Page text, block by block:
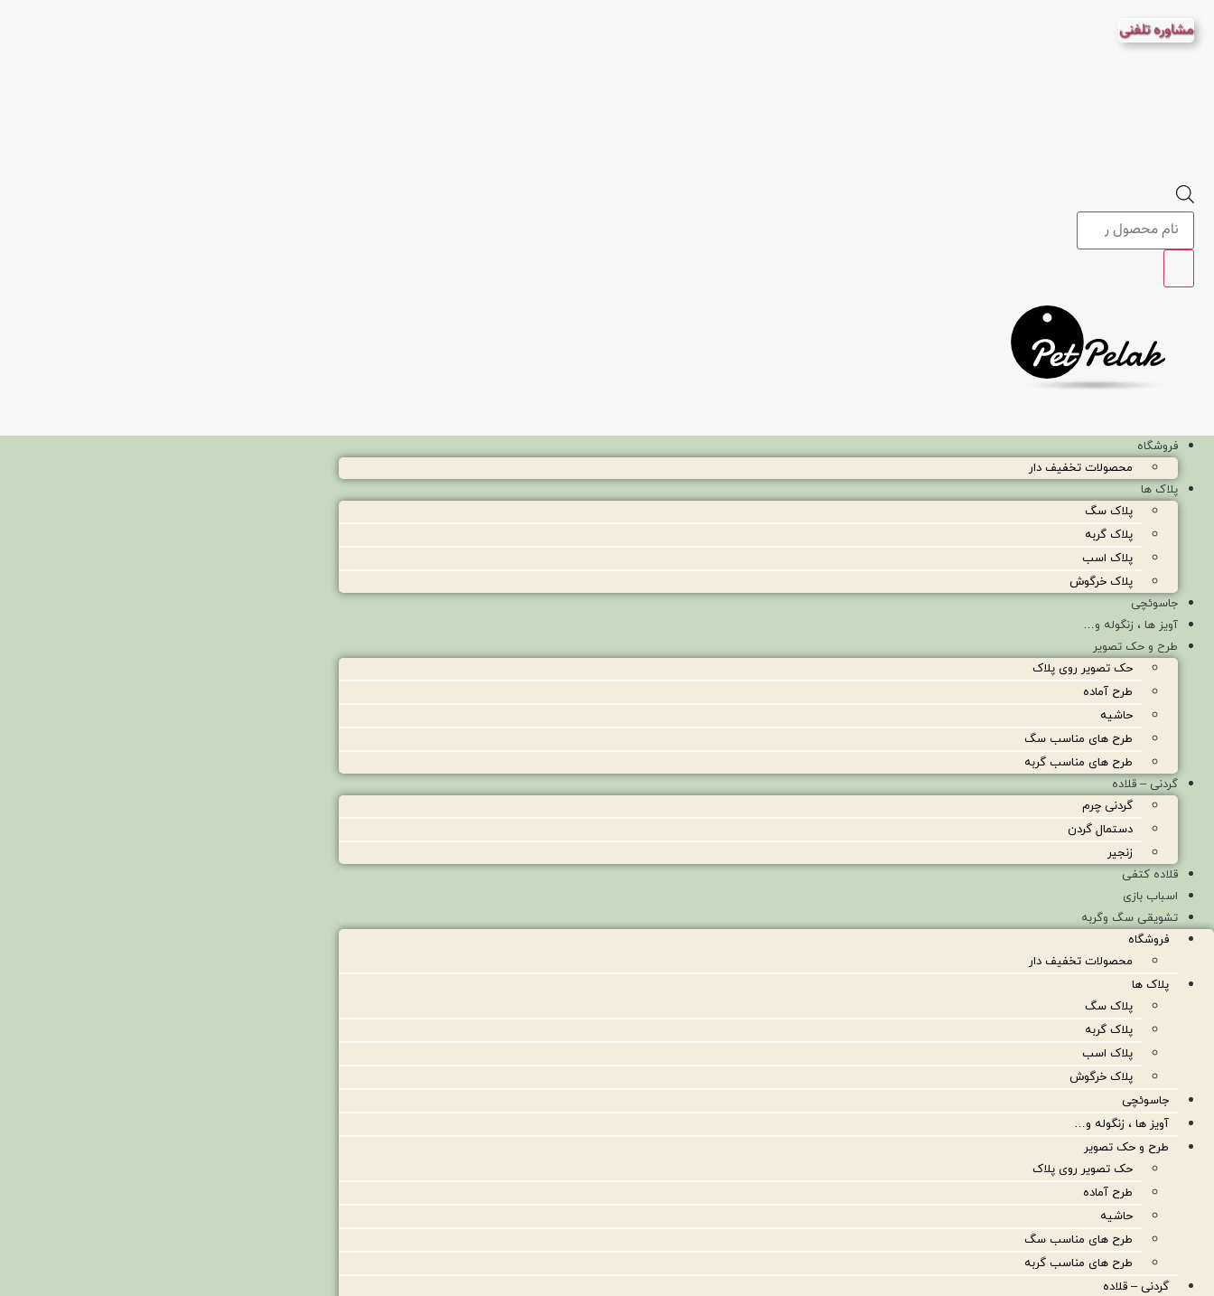
محتوا
مشاوره تلفنی
Products
search
فروشگاه
محصولات تخفیف دار
پلاک ها
پلاک سگ
پلاک گربه
پلاک اسب
پلاک خرگوش
جاسوئچی
آویز ها ، زنگوله و…
طرح و حک تصویر
حک تصویر روی پلاک
طرح آماده
حاشیه
طرح های مناسب سگ
طرح های مناسب گربه
گردنی – قلاده
گردنی چرم
دستمال گردن
زنجیر
قلاده کتفی
اسباب بازی
تشویقی سگ وگربه
فروشگاه
محصولات تخفیف دار
پلاک ها
پلاک سگ
پلاک گربه
پلاک اسب
پلاک خرگوش
جاسوئچی
آویز ها ، زنگوله و…
طرح و حک تصویر
حک تصویر روی پلاک
طرح آماده
حاشیه
طرح های مناسب سگ
طرح های مناسب گربه
گردنی – قلاده